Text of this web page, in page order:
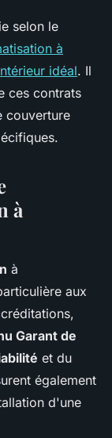
selon le
à
idéal. Il
ces contrats
couverture
à
à
aux
Garant de
et du
également
d'une